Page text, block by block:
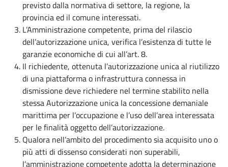
previsto dalla normativa di settore, la regione, la
provincia ed il comune interessati.
L’Amministrazione competente, prima del rilascio
dell’autorizzazione unica, verifica l’esistenza di tutte le
garanzie economiche di cui all’art. 8.
Il richiedente, ottenuta l’autorizzazione unica al riutilizzo
di una piattaforma o infrastruttura connessa in
dismissione deve richiedere nel termine stabilito nella
stessa Autorizzazione unica la concessione demaniale
marittima per l’occupazione e l’uso dell’area interessata
per le finalità oggetto dell’autorizzazione.
Qualora nell’ambito del procedimento sia acquisito uno o
più atti di dissenso considerati non superabili,
l’amministrazione competente adotta la determinazione